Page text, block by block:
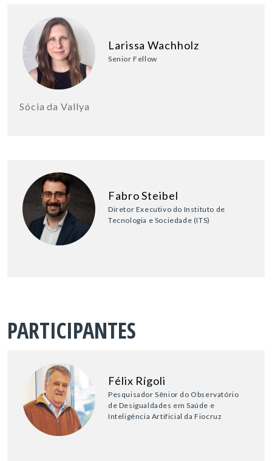
Larissa Wachholz
Senior Fellow
Sócia da Vallya
Fabro Steibel
Diretor Executivo do Instituto de
Tecnologia e Sociedade (ITS)
PARTICIPANTES
Félix Rígoli
Pesquisador Sênior do Observatório
de Desigualdades em Saúde e
Inteligência Artificial da Fiocruz